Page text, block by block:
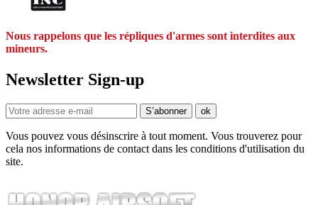
Nous rappelons que les répliques d'armes sont interdites aux
mineurs.
Newsletter Sign-up
Vous pouvez vous désinscrire à tout moment. Vous trouverez pour
cela nos informations de contact dans les conditions d'utilisation du
site.